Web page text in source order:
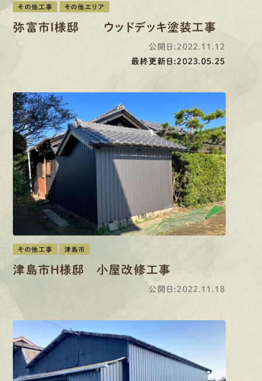
その他工事 その他エリア
弥富市I様邸 ウッドデッキ塗装工事
公開日:2022.11.12
最終更新日:2023.05.25
その他工事 津島市
津島市H様邸 小屋改修工事
公開日:2022.11.18